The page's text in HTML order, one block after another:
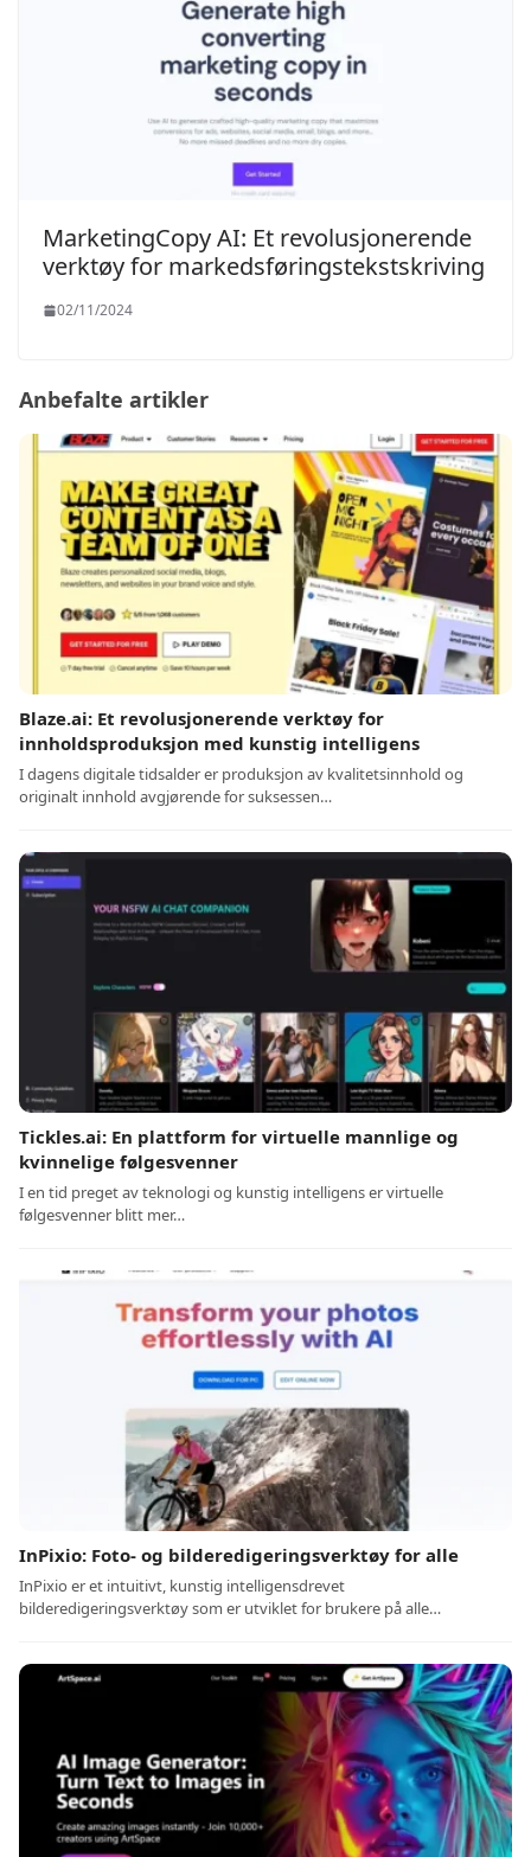
MarketingCopy AI: Et revolusjonerende
verktøy for markedsføringstekstskriving
02/11/2024
Anbefalte artikler
Blaze.ai: Et revolusjonerende verktøy for
innholdsproduksjon med kunstig intelligens
I dagens digitale tidsalder er produksjon av kvalitetsinnhold og
originalt innhold avgjørende for suksessen…
Tickles.ai: En plattform for virtuelle mannlige og
kvinnelige følgesvenner
I en tid preget av teknologi og kunstig intelligens er virtuelle
følgesvenner blitt mer…
InPixio: Foto- og bilderedigeringsverktøy for alle
InPixio er et intuitivt, kunstig intelligensdrevet
bilderedigeringsverktøy som er utviklet for brukere på alle…